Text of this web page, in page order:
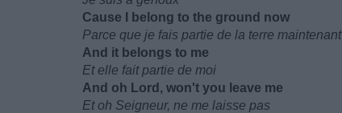
Cause I belong to the ground now
Parce que je fais partie de la terre maintenant
And it belongs to me
Et elle fait partie de moi
And oh Lord, won't you leave me
Et oh Seigneur, ne me laisse pas